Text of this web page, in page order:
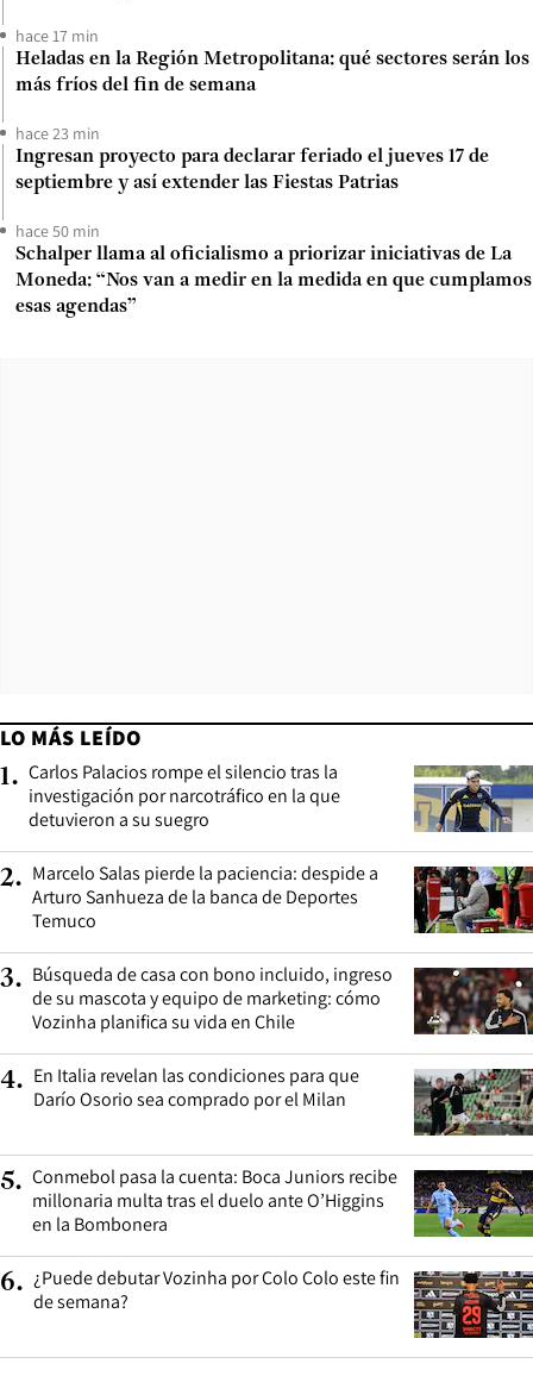
hace 17 min
Heladas en la Región Metropolitana: qué sectores serán los
más fríos del fin de semana
hace 23 min
Ingresan proyecto para declarar feriado el jueves 17 de
septiembre y así extender las Fiestas Patrias
hace 50 min
Schalper llama al oficialismo a priorizar iniciativas de La
Moneda: “Nos van a medir en la medida en que cumplamos
esas agendas”
LO MÁS LEÍDO
1. Carlos Palacios rompe el silencio tras la
investigación por narcotráfico en la que
detuvieron a su suegro
2. Marcelo Salas pierde la paciencia: despide a
Arturo Sanhueza de la banca de Deportes
Temuco
3. Búsqueda de casa con bono incluido, ingreso
de su mascota y equipo de marketing: cómo
Vozinha planifica su vida en Chile
4. En Italia revelan las condiciones para que
Darío Osorio sea comprado por el Milan
5. Conmebol pasa la cuenta: Boca Juniors recibe
millonaria multa tras el duelo ante O’Higgins
en la Bombonera
6. ¿Puede debutar Vozinha por Colo Colo este fin
de semana?